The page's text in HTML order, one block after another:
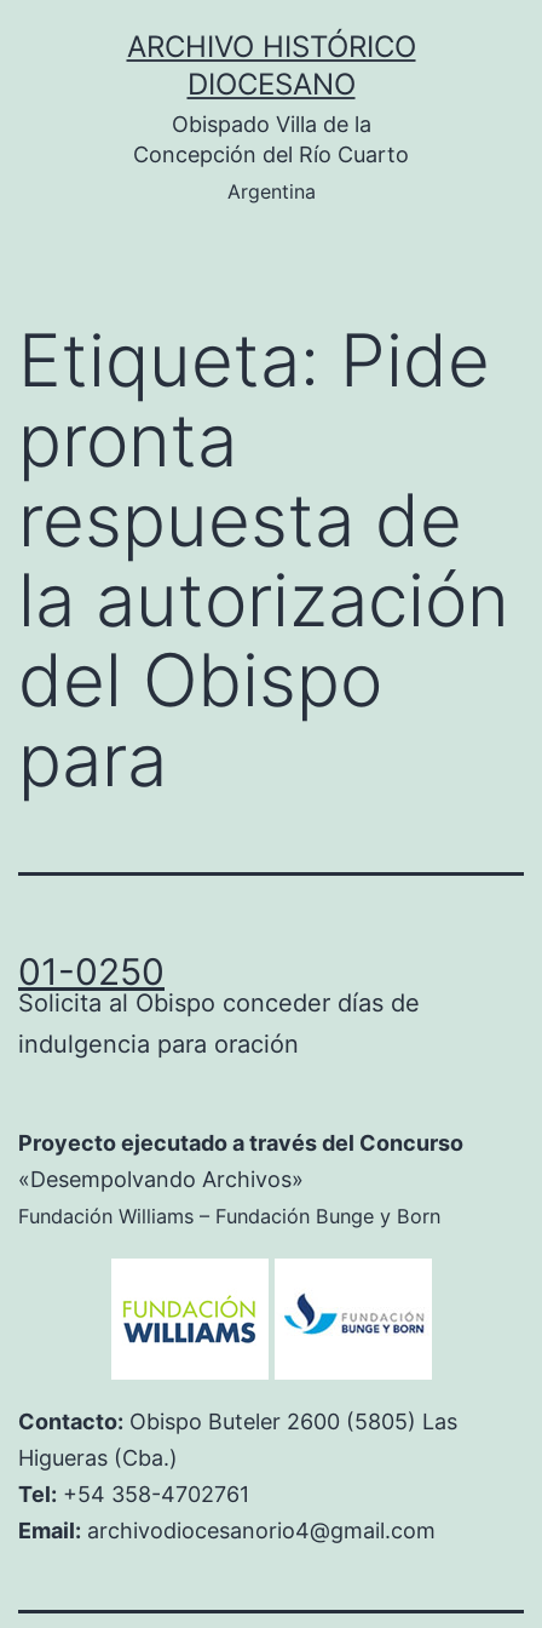
ARCHIVO HISTÓRICO
DIOCESANO
Obispado Villa de la
Concepción del Río Cuarto
Argentina
Etiqueta: Pide
pronta
respuesta de
la autorización
del Obispo
para
01-0250
Solicita al Obispo conceder días de
indulgencia para oración
Proyecto ejecutado a través del Concurso
«Desempolvando Archivos»
Fundación Williams – Fundación Bunge y Born
Contacto: Obispo Buteler 2600 (5805) Las
Higueras (Cba.)
Tel: +54 358-4702761
Email: archivodiocesanorio4@gmail.com